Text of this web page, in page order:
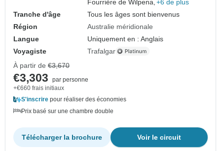
Fourrière de Wilpena, +6 de plus
Tranche d'âge
Tous les âges sont bienvenus
Région
Australie méridionale
Langue
Uniquement en : Anglais
Voyagiste
Trafalgar
À partir de €3,670
€3,303
par personne
+€660 frais initiaux
S'inscrire pour réaliser des économies
Prix basé sur une chambre double
Voir le circuit
Télécharger la brochure